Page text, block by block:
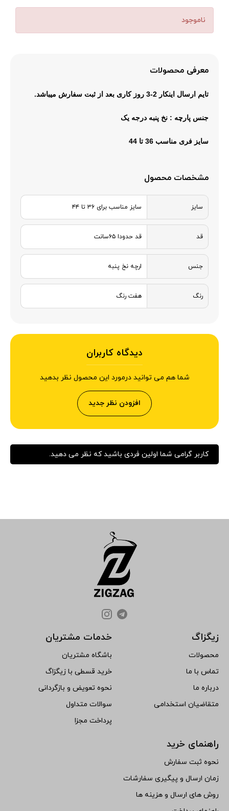
ناموجود
معرفی محصولات
تایم ارسال اینکار 2-3 روز کاری بعد از ثبت سفارش میباشد.
جنس پارچه : نخ پنبه درجه یک
سایز فری مناسب 36 تا 44
مشخصات محصول
سایز سایز مناسب برای ۳۶ تا ۴۴
قد قد حدودا ۶۵سانت
جنس ارچه نخ پنبه
رنگ هفت رنگ
دیدگاه کاربران
شما هم می توانید درمورد این محصول نظر بدهید
افزودن نظر جدید
کاربر گرامی شما اولین فردی باشید که نظر می دهید.
زیگزاگ
محصولات
تماس با ما
درباره ما
متقاضیان استخدامی
خدمات مشتریان
باشگاه مشتریان
خرید قسطی با زیگزاگ
نحوه تعویض و بازگردانی
سوالات متداول
پرداخت مجزا
راهنمای خرید
نحوه ثبت سفارش
زمان ارسال و پیگیری سفارشات
روش های ارسال و هزینه ها